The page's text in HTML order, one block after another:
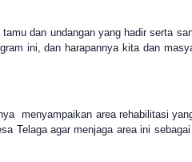
dan undangan yang hadir serta
ini, dan harapannya kita dan
menyampaikan area rehabilitasi
Telaga agar menjaga area ini